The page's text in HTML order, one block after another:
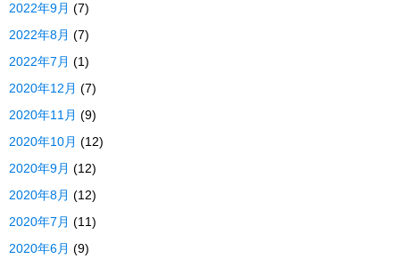
2022年9月 (7)
2022年8月 (7)
2022年7月 (1)
2020年12月 (7)
2020年11月 (9)
2020年10月 (12)
2020年9月 (12)
2020年8月 (12)
2020年7月 (11)
2020年6月 (9)